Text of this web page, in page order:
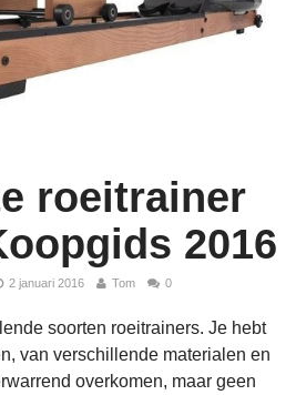
roeitrainer
2016
2 januari 2016 Tom 0
soorten roeitrainers. Je hebt
van verschillende materialen en
overkomen, maar geen